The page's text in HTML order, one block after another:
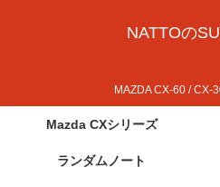
NATTOの
MAZDA CX-60 / CX-
Mazda CXシリーズ
ランダムノート